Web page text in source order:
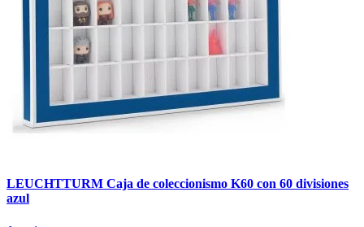
LEUCHTTURM Caja de coleccionismo K60 con 60 divisiones
azul